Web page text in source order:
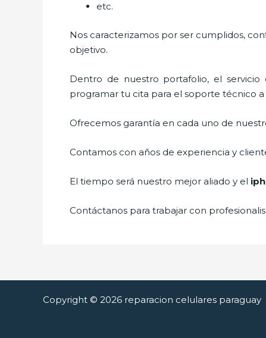
etc.
Nos caracterizamos por ser cumplidos,
objetivo.
Dentro de nuestro portafolio, el servicio
programar tu cita para el soporte técnico
Ofrecemos garantía en cada uno de
Contamos con años de experiencia y
El tiempo será nuestro mejor aliado y el
Contáctanos para trabajar con
Copyright © 2026 reparacion celulares paraguay